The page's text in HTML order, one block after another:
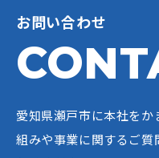
お問い合わせ
愛知県瀬戸市に本社を
組みや事業に関するご